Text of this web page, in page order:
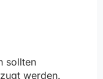
sollten
werden.